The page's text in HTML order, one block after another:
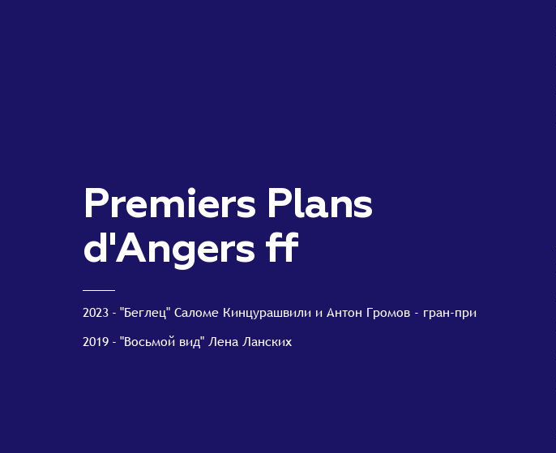
Premiers Plans
d'Angers ff
2023
"Беглец" Саломе Кинцурашвили и Антон Громов - гран-при
2019
"Восьмой вид" Лена Ланских